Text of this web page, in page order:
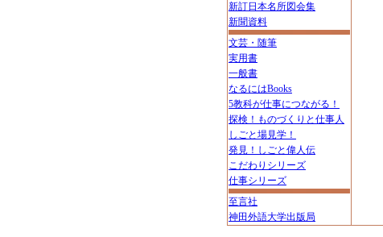
新訂日本名所図会集
新聞資料
文芸・随筆
実用書
一般書
なるにはBooks
5教科が仕事につながる！
探検！ものづくりと仕事人
しごと場見学！
発見！しごと偉人伝
こだわりシリーズ
仕事シリーズ
至言社
神田外語大学出版局